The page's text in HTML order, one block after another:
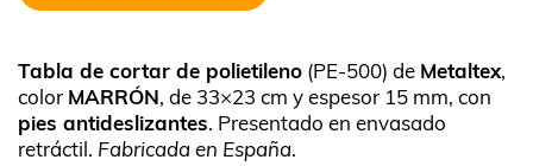
Tabla de cortar de polietileno (PE-500) de Metaltex,
color MARRÓN, de 33×23 cm y espesor 15 mm, con
pies antideslizantes. Presentado en envasado
retráctil. Fabricada en España.